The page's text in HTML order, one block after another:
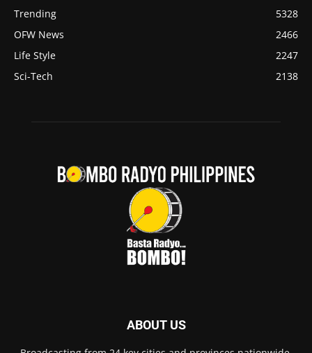
Trending
5328
OFW News
2466
Life Style
2247
Sci-Tech
2138
ABOUT US